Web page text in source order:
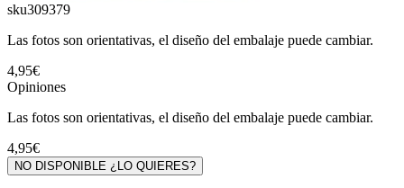
sku309379
Las fotos son orientativas, el diseño del embalaje puede cambiar.
4,95€
Opiniones
Las fotos son orientativas, el diseño del embalaje puede cambiar.
4,95€
NO DISPONIBLE ¿LO QUIERES?